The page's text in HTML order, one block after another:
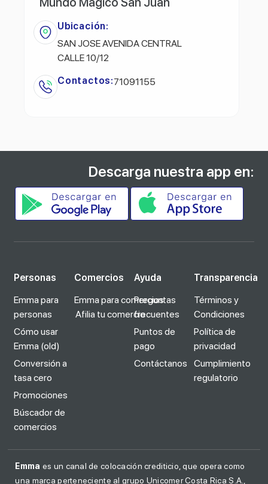
Ubicación:
SAN JOSE AVENIDA CENTRAL
CALLE 10/12
Contactos:71091155
Descarga nuestra app en:
Personas
Emma para
personas
Cómo usar
Emma (old)
Conversión a
tasa cero
Promociones
Búscador de
comercios
Comercios
Emma para comercios
Afilia tu comercio
Ayuda
Preguntas
frecuentes
Puntos de
pago
Contáctanos
Transparencia
Términos y
Condiciones
Política de
privacidad
Cumplimiento
regulatorio
Emma es un canal de colocación crediticio, que opera como
una marca perteneciente al grupo Unicomer Costa Rica S.A.,